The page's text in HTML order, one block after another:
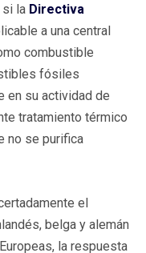
si la Directiva
a una central
combustible
fósiles
en su actividad de
tratamiento térmico
no se purifica
el
belga y alemán
la respuesta